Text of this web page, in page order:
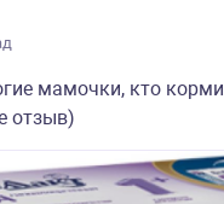
мамочки, кто
отзыв)